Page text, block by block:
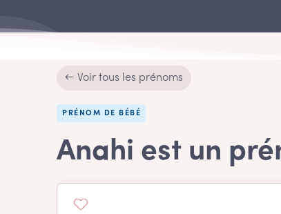
← Voir tous les prénoms
PRÉNOM DE BÉBÉ
Anahi est un